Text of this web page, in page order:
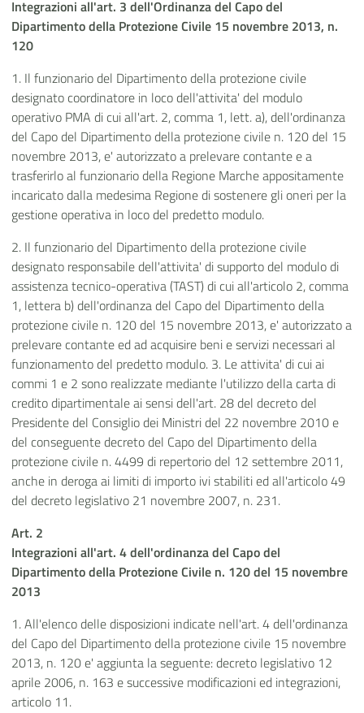
Integrazioni all'art. 3 dell'Ordinanza del Capo del
Dipartimento della Protezione Civile 15 novembre 2013, n.
120
1. Il funzionario del Dipartimento della protezione civile
designato coordinatore in loco dell'attivita' del modulo
operativo PMA di cui all'art. 2, comma 1, lett. a), dell'ordinanza
del Capo del Dipartimento della protezione civile n. 120 del 15
novembre 2013, e' autorizzato a prelevare contante e a
trasferirlo al funzionario della Regione Marche appositamente
incaricato dalla medesima Regione di sostenere gli oneri per la
gestione operativa in loco del predetto modulo.
2. Il funzionario del Dipartimento della protezione civile
designato responsabile dell'attivita' di supporto del modulo di
assistenza tecnico-operativa (TAST) di cui all'articolo 2, comma
1, lettera b) dell'ordinanza del Capo del Dipartimento della
protezione civile n. 120 del 15 novembre 2013, e' autorizzato a
prelevare contante ed ad acquisire beni e servizi necessari al
funzionamento del predetto modulo. 3. Le attivita' di cui ai
commi 1 e 2 sono realizzate mediante l'utilizzo della carta di
credito dipartimentale ai sensi dell'art. 28 del decreto del
Presidente del Consiglio dei Ministri del 22 novembre 2010 e
del conseguente decreto del Capo del Dipartimento della
protezione civile n. 4499 di repertorio del 12 settembre 2011,
anche in deroga ai limiti di importo ivi stabiliti ed all'articolo 49
del decreto legislativo 21 novembre 2007, n. 231.
Art. 2
Integrazioni all'art. 4 dell'ordinanza del Capo del
Dipartimento della Protezione Civile n. 120 del 15 novembre
2013
1. All'elenco delle disposizioni indicate nell'art. 4 dell'ordinanza
del Capo del Dipartimento della protezione civile 15 novembre
2013, n. 120 e' aggiunta la seguente: decreto legislativo 12
aprile 2006, n. 163 e successive modificazioni ed integrazioni,
articolo 11.